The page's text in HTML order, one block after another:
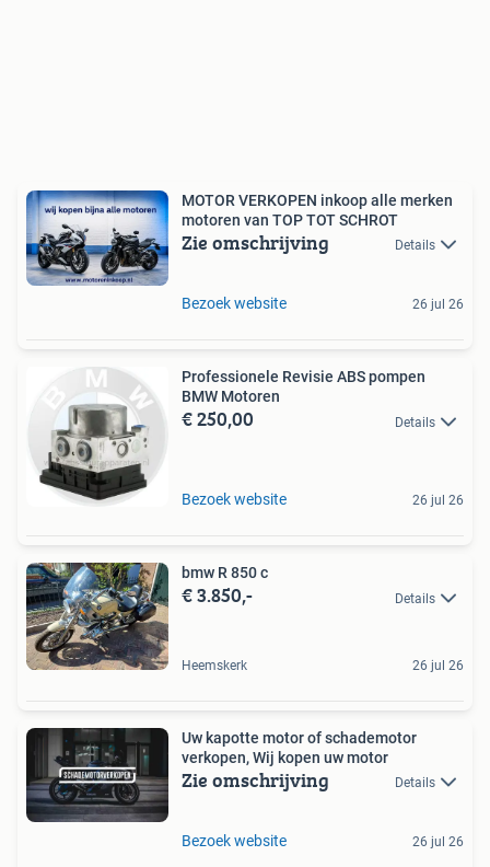
MOTOR VERKOPEN inkoop alle merken
motoren van TOP TOT SCHROT
Zie omschrijving Details
Bezoek website 26 jul 26
Professionele Revisie ABS pompen
BMW Motoren
€ 250,00 Details
Bezoek website 26 jul 26
bmw R 850 c
€ 3.850,- Details
Heemskerk 26 jul 26
Uw kapotte motor of schademotor
verkopen, Wij kopen uw motor
Zie omschrijving Details
Bezoek website 26 jul 26